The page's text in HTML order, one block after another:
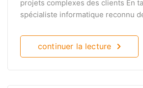
projets complexes des clients En
spécialiste informatique reconnu
continuer la lecture